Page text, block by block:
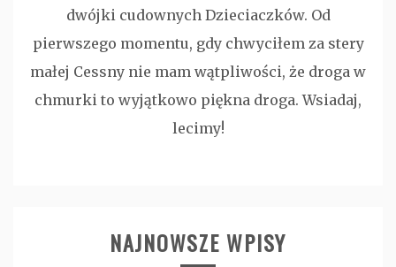
dwójki cudownych Dzieciaczków. Od
pierwszego momentu, gdy chwyciłem za stery
małej Cessny nie mam wątpliwości, że droga w
chmurki to wyjątkowo piękna droga. Wsiadaj,
lecimy!
NAJNOWSZE WPISY